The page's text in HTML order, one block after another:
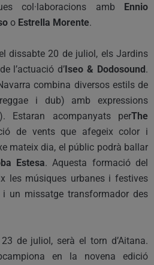
col·laboracions amb Ennio
o Estrella Morente.
dissabte 20 de juliol, els Jardins
l’actuació d’Iseo & Dodosound.
combina diversos estils de
i dub) amb expressions
Estaran acompanyats perThe
de vents que afegeix color i
mateix dia, el públic podrà ballar
Estesa. Aquesta formació del
les músiques urbanes i festives
un missatge transformador des
de juliol, serà el torn d’Aitana.
en la novena edició